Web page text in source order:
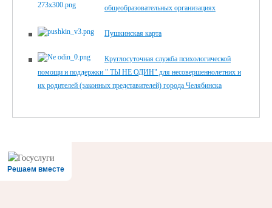
общеобразовательных организациях
Пушкинская карта
Круглосуточная служба психологической
помощи и поддержки " ТЫ НЕ ОДИН" для несовершеннолетних и
их родителей (законных представителей) города Челябинска
Решаем вместе